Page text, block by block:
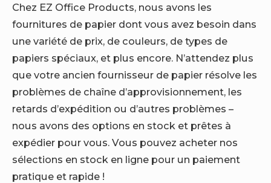
Chez EZ Office Products, nous avons les
fournitures de papier dont vous avez besoin dans
une variété de prix, de couleurs, de types de
papiers spéciaux, et plus encore. N’attendez plus
que votre ancien fournisseur de papier résolve les
problèmes de chaîne d’approvisionnement, les
retards d’expédition ou d’autres problèmes –
nous avons des options en stock et prêtes à
expédier pour vous. Vous pouvez acheter nos
sélections en stock en ligne pour un paiement
pratique et rapide !